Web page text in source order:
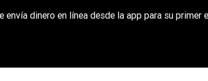
dinero en línea desde la app para su primer